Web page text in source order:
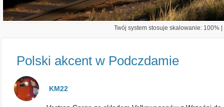
Twój system stosuje skalowanie: 100%
Polski akcent w Podczdamie
KM22